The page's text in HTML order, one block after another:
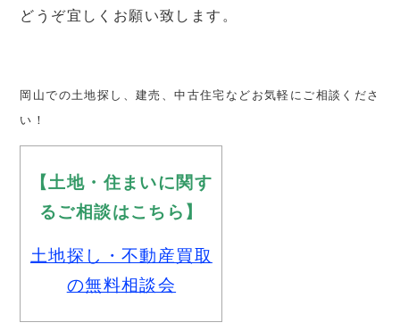
どうぞ宜しくお願い致します。
岡山での土地探し、建売、中古住宅などお気軽にご相談くださ
い！
【土地・住まいに関す
るご相談はこちら】
土地探し・不動産買取
の無料相談会